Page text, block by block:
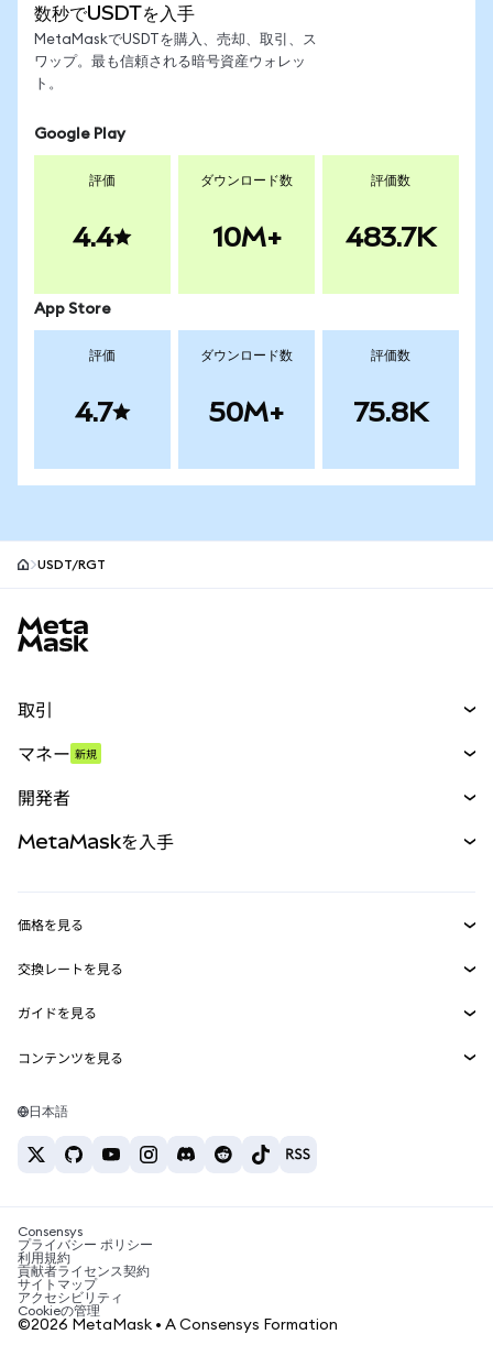
数秒でUSDTを入手
MetaMaskでUSDTを購入、売却、取引、ス
ワップ。最も信頼される暗号資産ウォレッ
ト。
Google Play
評価
4.4
ダウンロード数
10M+
評価数
483.7K
App Store
評価
4.7
ダウンロード数
50M+
評価数
75.8K
USDT/RGT
取引
パーペチュアル
RWA
マネー 新規
開発者
MetaMask Connect
Snaps
Web3サービス
MetaMaskを入手
セキュリティ
サポート
キャリア
お問い合わせ
価格を見る
イーサリアムの価格
Solanaの価格
Tetherの価格
交換レートを見る
ETH→USD
USDT→INR
BTC→INR
ETH→USDT
ガイドを見る
ETHの購入
USDTの購入
SHIBの購入
BNBの購入
コンテンツを見る
Solanaウォレット
税制関連ニュース
暗号資産の購入方法は？
ビットコインを売るには？
日本語
Consensys
プライバシー ポリシー
利用規約
貢献者ライセンス契約
サイトマップ
アクセシビリティ
Cookieの管理
©2026 MetaMask • A Consensys Formation